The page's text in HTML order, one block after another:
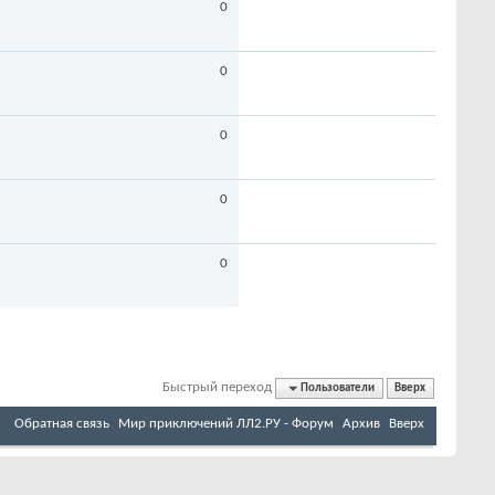
0
0
0
0
0
Быстрый переход Пользователи Вверх
Обратная связь Мир приключений ЛЛ2.РУ - Форум Архив Вверх